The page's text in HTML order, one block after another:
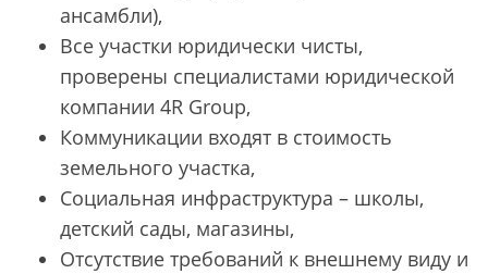
ансамбли),
Все участки юридически чисты,
проверены специалистами юридической
компании 4R Group,
Коммуникации входят в стоимость
земельного участка,
Социальная инфраструктура – школы,
детский сады, магазины,
Отсутствие требований к внешнему виду и